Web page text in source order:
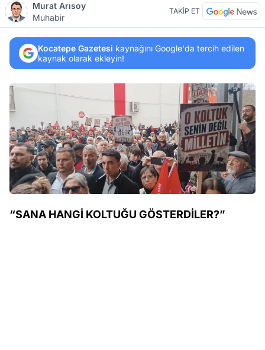
Murat Arısoy
Muhabir
TAKİP ET
Kocatepe Gazetesi kaynağını Google'da tercih edilen
kaynak olarak ekleyin!
“SANA HANGİ KOLTUĞU GÖSTERDİLER?”